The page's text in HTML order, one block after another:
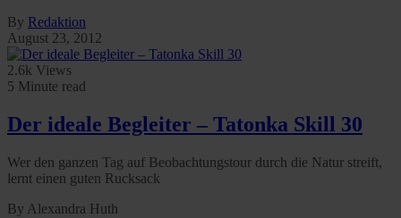
By Redaktion
August 23, 2012
2.6k Views
5 Minute read
Der ideale Begleiter – Tatonka Skill 30
Wer den ganzen Tag auf Beobachtungstour durch die Natur streift,
lernt einen guten Rucksack
By Alexandra Huth